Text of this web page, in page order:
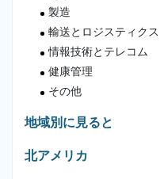
製造
輸送とロジスティクス
情報技術とテレコム
健康管理
その他
地域別に見ると
北アメリカ